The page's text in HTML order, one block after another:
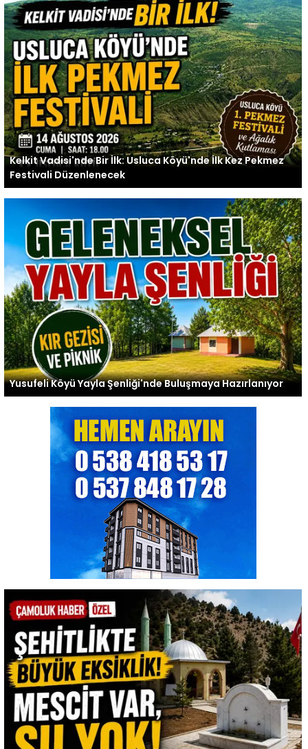
Kelkit Vadisi'nde Bir İlk: Usluca Köyü'nde İlk Kez Pekmez
Festivali Düzenlenecek
Yusufeli Köyü Yayla Şenliği'nde Buluşmaya Hazırlanıyor